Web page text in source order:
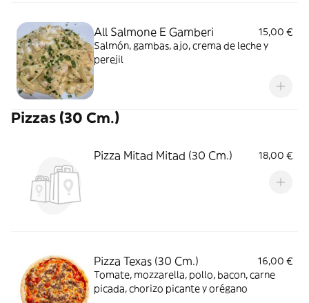
All Salmone E Gamberi
15,00 €
Salmón, gambas, ajo, crema de leche y
perejil
Pizzas (30 Cm.)
Pizza Mitad Mitad (30 Cm.) 18,00 €
Pizza Texas (30 Cm.)
16,00 €
Tomate, mozzarella, pollo, bacon, carne
picada, chorizo picante y orégano